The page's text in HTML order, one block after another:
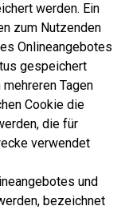
werden. Ein
zum Nutzenden
Onlineangebotes
gespeichert
Tagen
Cookie die
die für
verwendet
und
bezeichnet